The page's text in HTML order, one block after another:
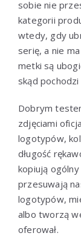
sobie nie
kategorii
wtedy, gdy
serię, a nie
metki są
skąd
Dobrym
zdjęciami
logotypów,
długość
kopiują
przesuwają
logotypów,
albo tworzą
oferował.